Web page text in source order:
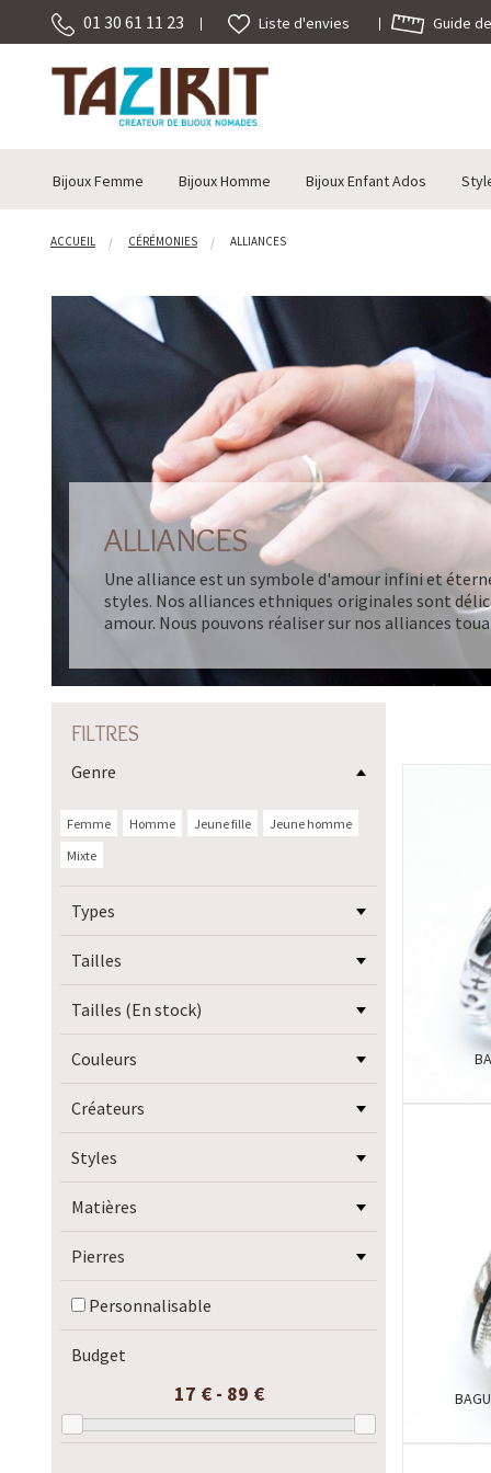
01 30 61 11 23 Liste d'envies Guide
Bijoux Femme Bijoux Homme Bijoux Enfant Ados
ACCUEIL CÉRÉMONIES ALLIANCES
ALLIANCES
Une alliance est un symbole d'amour infini et
styles. Nos alliances ethniques originales sont
amour. Nous pouvons réaliser sur nos alliances
FILTRES
Genre
Femme Homme Jeune fille
Jeune homme
Mixte
Types
Tailles
Tailles (En stock)
Couleurs
Créateurs
Styles
Matières
Pierres
Personnalisable
Budget
17 € - 89 €